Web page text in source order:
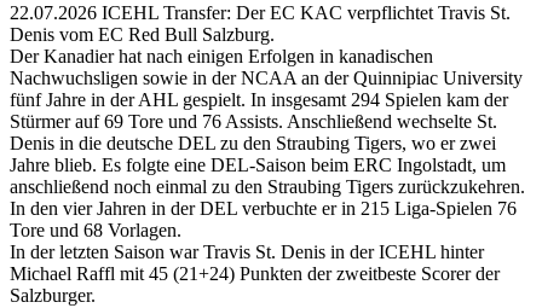
22.07.2026 ICEHL Transfer: Der EC KAC verpflichtet Travis St.
Denis vom EC Red Bull Salzburg.
Der Kanadier hat nach einigen Erfolgen in kanadischen
Nachwuchsligen sowie in der NCAA an der Quinnipiac University
fünf Jahre in der AHL gespielt. In insgesamt 294 Spielen kam der
Stürmer auf 69 Tore und 76 Assists. Anschließend wechselte St.
Denis in die deutsche DEL zu den Straubing Tigers, wo er zwei
Jahre blieb. Es folgte eine DEL-Saison beim ERC Ingolstadt, um
anschließend noch einmal zu den Straubing Tigers zurückzukehren.
In den vier Jahren in der DEL verbuchte er in 215 Liga-Spielen 76
Tore und 68 Vorlagen.
In der letzten Saison war Travis St. Denis in der ICEHL hinter
Michael Raffl mit 45 (21+24) Punkten der zweitbeste Scorer der
Salzburger.